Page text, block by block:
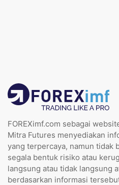
FOREXimf.com sebagai
Mitra Futures menyediakan
yang terpercaya, namun tidak
segala bentuk risiko atau
langsung atau tidak langsung
berdasarkan informasi